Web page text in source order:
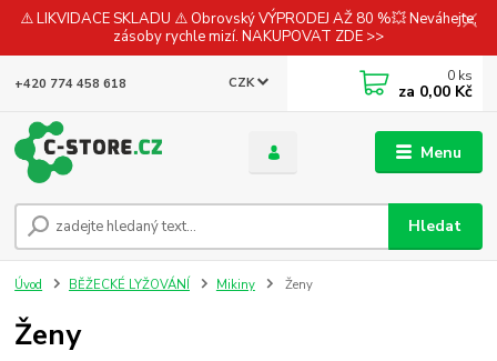
⚠️ LIKVIDACE SKLADU ⚠️ Obrovský VÝPRODEJ AŽ 80 %💥 Neváhejte,
zásoby rychle mizí. NAKUPOVAT ZDE >>
Menu
CZK
Hledat
+420 774 458 618 0 ks
za 0,00 Kč
Úvod BĚŽECKÉ LYŽOVÁNÍ Mikiny Ženy
Ženy